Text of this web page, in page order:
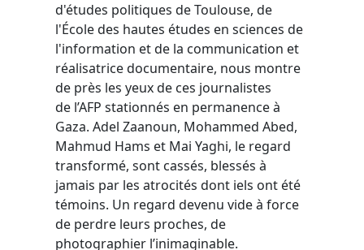
d'études politiques de Toulouse, de
l'École des hautes études en sciences de
l'information et de la communication et
réalisatrice documentaire, nous montre
de près les yeux de ces journalistes
de l’AFP stationnés en permanence à
Gaza. Adel Zaanoun, Mohammed Abed,
Mahmud Hams et Mai Yaghi, le regard
transformé, sont cassés, blessés à
jamais par les atrocités dont iels ont été
témoins. Un regard devenu vide à force
de perdre leurs proches, de
photographier l’inimaginable.